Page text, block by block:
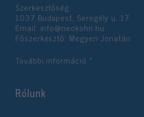
Szerkesztőség:
1037 Budapest, Seregély u. 17.
Email: info@neokohn.hu
Főszerkesztő: Megyeri Jonatán
További információ »
Rólunk